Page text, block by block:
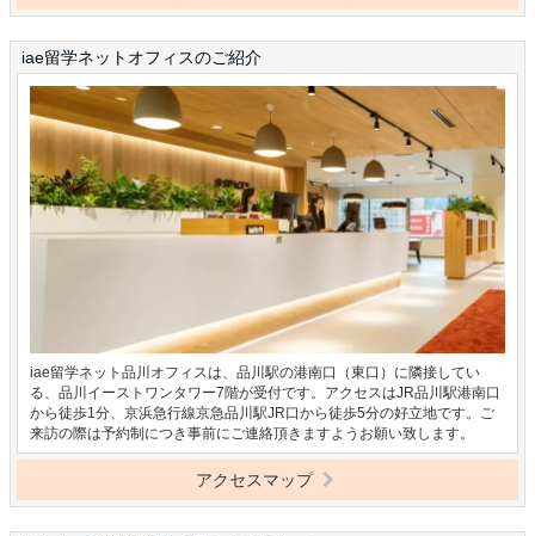
iae留学ネットオフィスのご紹介
iae留学ネット品川オフィスは、品川駅の港南口（東口）に隣接してい
る、品川イーストワンタワー7階が受付です。アクセスはJR品川駅港南口
から徒歩1分、京浜急行線京急品川駅JR口から徒歩5分の好立地です。ご
来訪の際は予約制につき事前にご連絡頂きますようお願い致します。
アクセスマップ